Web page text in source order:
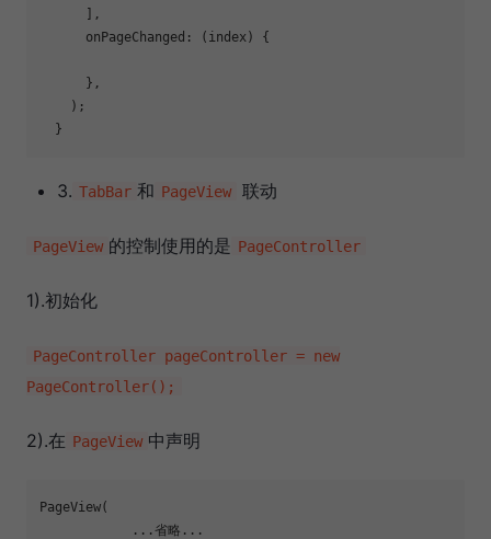
      ],
      onPageChanged: (index) {
      },
    );
3. TabBar 和 PageView 联动
PageView 的控制使用的是 PageController
1).初始化
PageController pageController = new
PageController();
2).在 PageView 中声明
PageView(
            ...省略...